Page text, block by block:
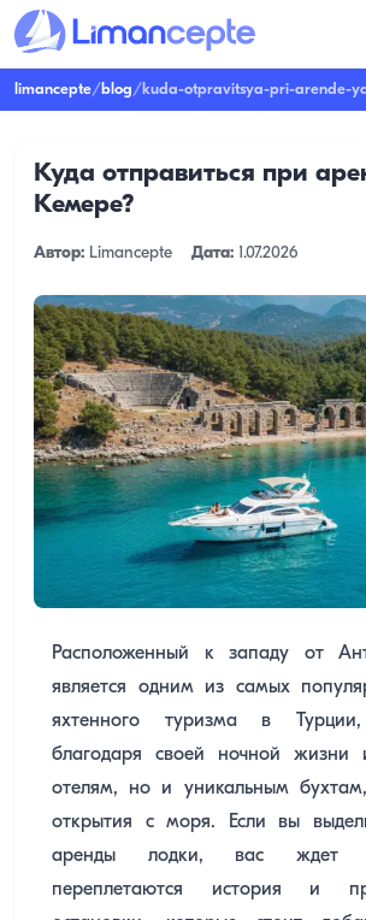
limancepte/blog/kuda-otpravitsya-pri-arende-
Куда отправиться при
Кемере?
Автор: Limancepte Дата: 1.07.2026
Расположенный к западу от
является одним из самых
яхтенного туризма в
благодаря своей ночной жизни
отелям, но и уникальным
открытия с моря. Если вы
аренды лодки, вас ждет
переплетаются история и